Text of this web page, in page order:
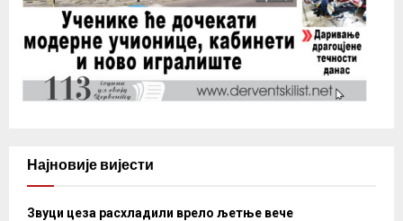
Најновије вијести
Звуци цеза расхладили врело љетње вече